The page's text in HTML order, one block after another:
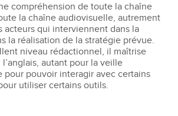
compréhension de toute la chaîne
la chaîne audiovisuelle, autrement
acteurs qui interviennent dans la
la réalisation de la stratégie prévue.
niveau rédactionnel, il maîtrise
autant pour la veille
pour pouvoir interagir avec certains
utiliser certains outils.